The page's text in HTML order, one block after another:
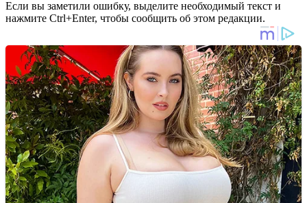
Если вы заметили ошибку, выделите необходимый текст и
нажмите Ctrl+Enter, чтобы сообщить об этом редакции.